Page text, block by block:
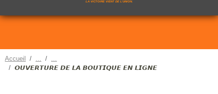
LA VICTOIRE VIENT DE L'UNION.
Accueil
𝙊𝙐𝙑𝙀𝙍𝙏𝙐𝙍𝙀 𝘿𝙀 𝙇𝘼 𝘽𝙊𝙐𝙏𝙄𝙌𝙐𝙀 𝙀𝙉 𝙇𝙄𝙂𝙉𝙀